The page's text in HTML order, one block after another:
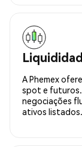
A Phemex
spot e futuros.
negociações
ativos listados.